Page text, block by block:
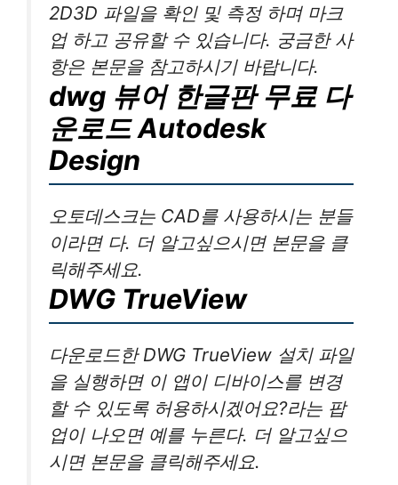
2D3D 파일을 확인 및 측정 하며 마크
업 하고 공유할 수 있습니다. 궁금한 사
항은 본문을 참고하시기 바랍니다.
dwg 뷰어 한글판 무료 다
운로드 Autodesk
Design
오토데스크는 CAD를 사용하시는 분들
이라면 다. 더 알고싶으시면 본문을 클
릭해주세요.
DWG TrueView
다운로드한 DWG TrueView 설치 파일
을 실행하면 이 앱이 디바이스를 변경
할 수 있도록 허용하시겠어요?라는 팝
업이 나오면 예를 누른다. 더 알고싶으
시면 본문을 클릭해주세요.